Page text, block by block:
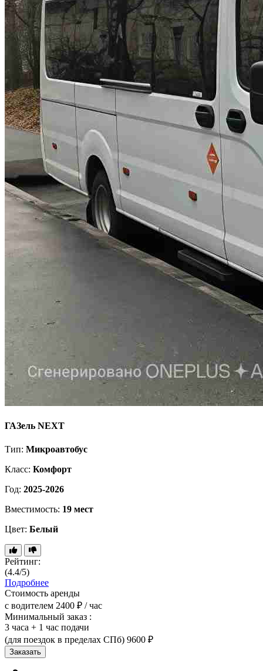
ГАЗель NEXT
Тип: Микроавтобус
Класс: Комфорт
Год: 2025-2026
Вместимость: 19 мест
Цвет: Белый
Рейтинг:
(4.4/5)
Подробнее
Стоимость аренды
с водителем 2400 ₽ / час
Минимальный заказ :
3 часа + 1 час подачи
(для поездок в пределах СПб) 9600 ₽
Заказать